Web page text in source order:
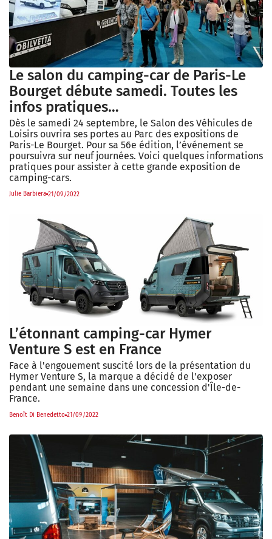
Le salon du camping-car de Paris-Le
Bourget débute samedi. Toutes les
infos pratiques…
Dès le samedi 24 septembre, le Salon des Véhicules de
Loisirs ouvrira ses portes au Parc des expositions de
Paris-Le Bourget. Pour sa 56e édition, l’événement se
poursuivra sur neuf journées. Voici quelques informations
pratiques pour assister à cette grande exposition de
camping-cars.
Julie Barbiera 21/09/2022
L’étonnant camping-car Hymer
Venture S est en France
Face à l'engouement suscité lors de la présentation du
Hymer Venture S, la marque a décidé de l'exposer
pendant une semaine dans une concession d'Île-de-
France.
Benoît Di Benedetto 21/09/2022